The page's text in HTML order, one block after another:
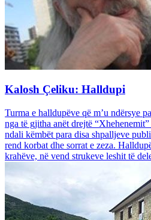
Kalosh Çeliku: Halldupi
Turma e halldupëve që m’u ndërsye
nga të gjitha anët drejtë
ndali këmbët para disa shpalljeve
rend korbat dhe sorrat e zeza.
krahëve, në vend strukeve leshit të